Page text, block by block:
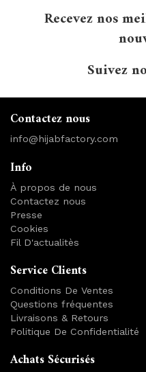
Recevez nos
Suivez
Contactez nous
info@hijabfactory.com
Info
À propos de nous
Contactez nous
Presse
Cookies
Fil D'actualitès
Service Clients
Conditions De Ventes
Questions fréquentes
Livraisons & Retours
Politique De Confidentialité
Achats Sécurisés